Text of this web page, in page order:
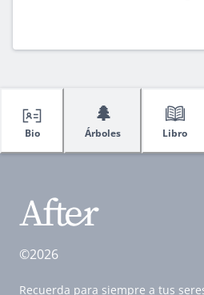
Bio
🌲
Árboles Libro
©2026
Recuerda para siempre a tus